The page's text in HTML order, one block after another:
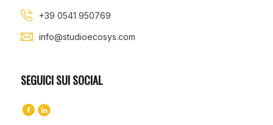
+39 0541 950769
info@studioecosys.com
SEGUICI SUI SOCIAL